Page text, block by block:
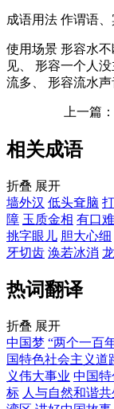
成语用法 作谓语、
使用场景 形容水
见、 形容一个人
流多、 形容流水
上一篇：
相关成语
折叠 展开
墙外汉 低头耷脑
障 玉质金相 有口
挑字眼儿 胆大心细
牙切齿 涣若冰消
热词翻译
折叠 展开
中国梦 “两个一百
国特色社会主义道
义伟大事业 中国
标 人与自然和谐共